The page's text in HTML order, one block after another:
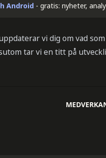
Android - gratis: nyheter,
vi dig om vad
tar vi en titt på